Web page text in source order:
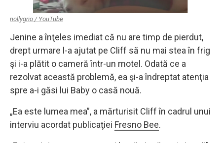
nollygrio / YouTube
Jenine a înţeles imediat că nu are timp de pierdut,
drept urmare l-a ajutat pe Cliff să nu mai stea în frig
şi i-a plătit o cameră într-un motel. Odată ce a
rezolvat această problemă, ea şi-a îndreptat atenţia
spre a-i găsi lui Baby o casă nouă.
„Ea este lumea mea”, a mărturisit Cliff în cadrul unui
interviu acordat publicaţiei Fresno Bee.